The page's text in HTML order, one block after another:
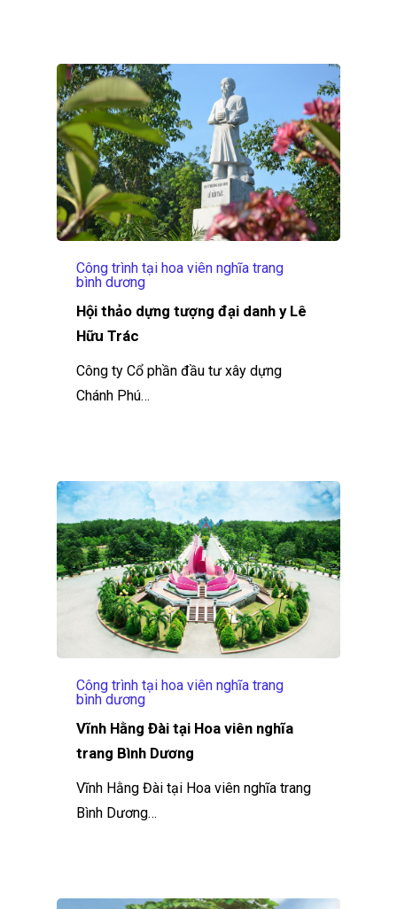
Công trình tại hoa viên nghĩa trang
bình dương
Hội thảo dựng tượng đại danh y Lê
Hữu Trác
Công ty Cổ phần đầu tư xây dựng
Chánh Phú…
Công trình tại hoa viên nghĩa trang
bình dương
Vĩnh Hằng Đài tại Hoa viên nghĩa
trang Bình Dương
Vĩnh Hằng Đài tại Hoa viên nghĩa trang
Bình Dương…